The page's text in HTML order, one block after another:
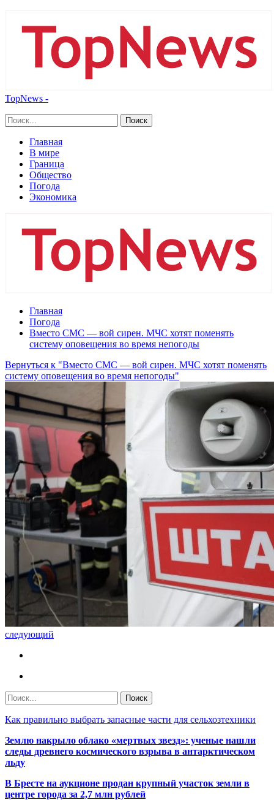
TopNews -
Главная
В мире
Граница
Общество
Погода
Экономика
Главная
Погода
Вместо СМС — вой сирен. МЧС хотят поменять
систему оповещения во время непогоды
Вернуться к "Вместо СМС — вой сирен. МЧС хотят поменять
систему оповещения во время непогоды"
следующий
Как правильно выбрать запасные части для сельхозтехники
Землю накрыло облако «мертвых звезд»: ученые нашли
следы древнего космического взрыва в антарктическом
льду
В Бресте на аукционе продан крупный участок земли в
центре города за 2,7 млн рублей